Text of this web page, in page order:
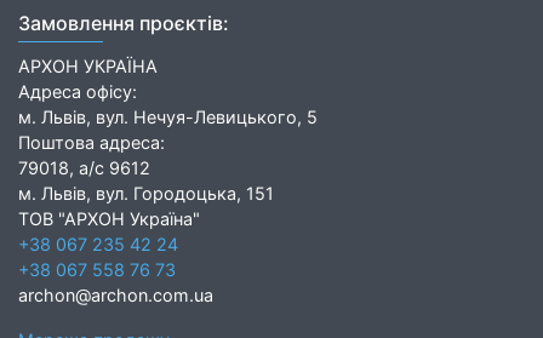
Замовлення проєктів:
АРХОН УКРАЇНА
Адреса офісу:
м. Львів, вул. Нечуя-Левицького, 5
Поштова адреса:
79018, а/с 9612
м. Львів, вул. Городоцька, 151
ТОВ "АРХОН Україна"
+38 067 235 42 24
+38 067 558 76 73
archon@archon.com.ua